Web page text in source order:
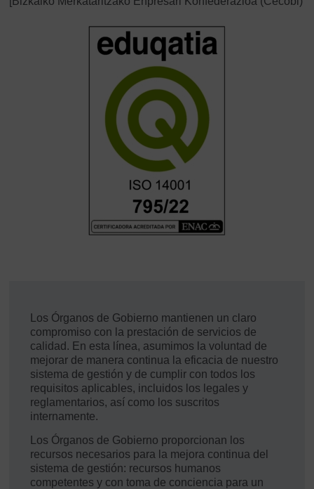
Los Órganos de Gobierno mantienen un claro
compromiso con la prestación de servicios de
calidad. En esta línea, asumimos la voluntad de
mejorar de manera continua la eficacia de nuestro
sistema de gestión y de cumplir con todos los
requisitos aplicables, incluidos los legales y
reglamentarios, así como los suscritos
internamente.
Los Órganos de Gobierno proporcionan los
recursos necesarios para la mejora continua del
sistema de gestión: recursos humanos
competentes y con toma de conciencia para un